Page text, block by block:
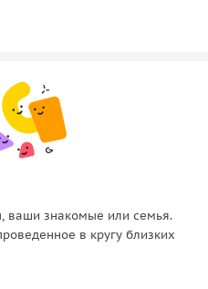
тюрьму, где она провела
побывать в
увидеть шедевр всех
Мадонну», полотна
Также Дрезден вас
Бастай
, в котором
человека и природы —
ваши знакомые или семья.
в кругу близких